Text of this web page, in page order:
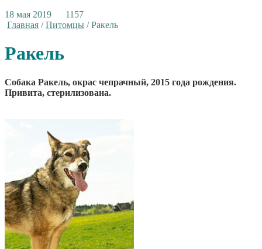
18 мая 2019
1157
Главная /Питомцы /Ракель
Ракель
Собака Ракель, окрас чепрачный, 2015 года рождения.
Привита, стерилизована.